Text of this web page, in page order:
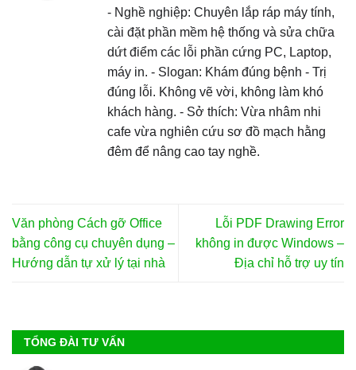
- Nghề nghiệp: Chuyên lắp ráp máy tính,
cài đặt phần mềm hệ thống và sửa chữa
dứt điểm các lỗi phần cứng PC, Laptop,
máy in. - Slogan: Khám đúng bệnh - Trị
đúng lỗi. Không vẽ vời, không làm khó
khách hàng. - Sở thích: Vừa nhâm nhi
cafe vừa nghiên cứu sơ đồ mạch hằng
đêm để nâng cao tay nghề.
Văn phòng Cách gỡ Office
bằng công cụ chuyên dụng –
Hướng dẫn tự xử lý tại nhà
Lỗi PDF Drawing Error
không in được Windows –
Địa chỉ hỗ trợ uy tín
TỔNG ĐÀI TƯ VẤN